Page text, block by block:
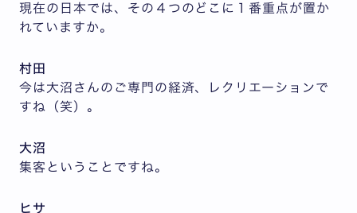
現在の日本では、その４つのどこに１番重点が置か
れていますか。
村田
今は大沼さんのご専門の経済、レクリエーションで
すね（笑）。
大沼
集客ということですね。
ヒサ